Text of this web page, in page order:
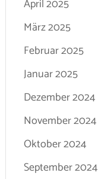
April 2025
März 2025
Februar 2025
Januar 2025
Dezember 2024
November 2024
Oktober 2024
September 2024